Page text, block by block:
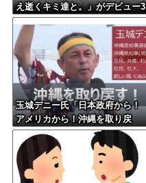
え逝くキミ達と。」がデビュー3
か月で解散 事務所が事業継続
困難なため
玉城デニー氏「日本政府から！
アメリカから！沖縄を取り戻
す！」（動画あり）